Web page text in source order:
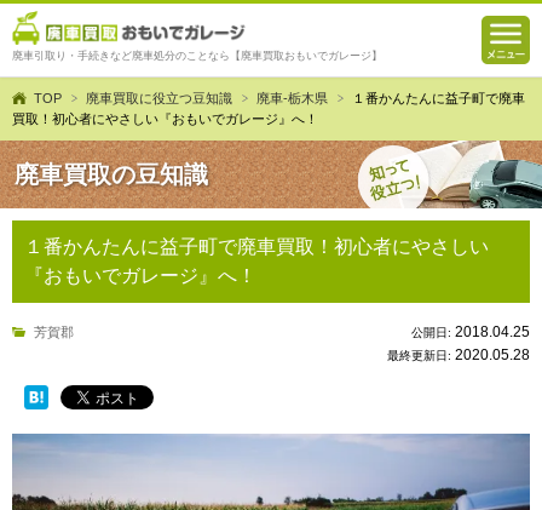
廃車引取り・手続きなど廃車処分のことなら【廃車買取おもいでガレージ】
TOP 廃車買取に役立つ豆知識 廃車-栃木県
１番かんたんに益子町で廃車
買取！初心者にやさしい『おもいでガレージ』へ！
廃車買取の豆知識
１番かんたんに益子町で廃車買取！初心者にやさしい
『おもいでガレージ』へ！
芳賀郡 公開日: 2018.04.25
最終更新日: 2020.05.28